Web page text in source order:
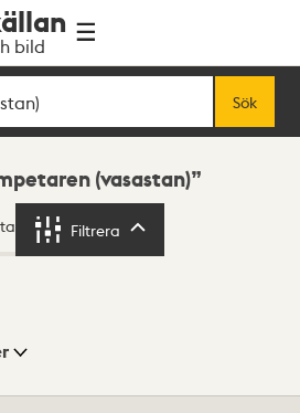
bild
Sök
(vasastan)
Filtrera